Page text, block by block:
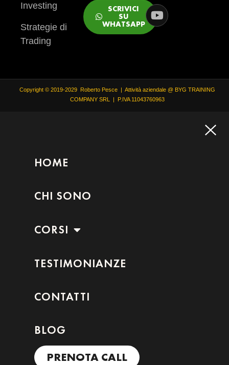
Investing
Strategie di
Trading
SCRIVICI
SU
WHATSAPP
Copyright © 2019-2029 Roberto Pesce | Attività aziendale @ BYG TRAINING
COMPANY SRL | P.IVA 11043760963
HOME
CHI SONO
CORSI
TESTIMONIANZE
CONTATTI
BLOG
PRENOTA CALL